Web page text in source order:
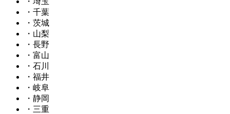
・千葉
・茨城
・山梨
・長野
・富山
・石川
・福井
・岐阜
・静岡
・三重